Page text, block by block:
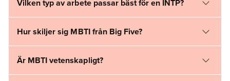
Vilken typ av arbete passar bäst för en INTP?
Hur skiljer sig MBTI från Big Five?
Är MBTI vetenskapligt?